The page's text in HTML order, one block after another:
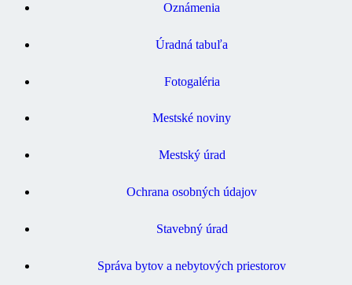
Oznámenia
Úradná tabuľa
Fotogaléria
Mestské noviny
Mestský úrad
Ochrana osobných údajov
Stavebný úrad
Správa bytov a nebytových priestorov